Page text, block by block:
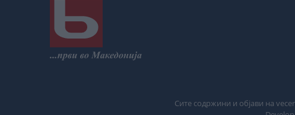
Сите содржини и објави на